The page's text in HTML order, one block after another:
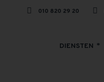
010 820 29 20
DIENSTEN